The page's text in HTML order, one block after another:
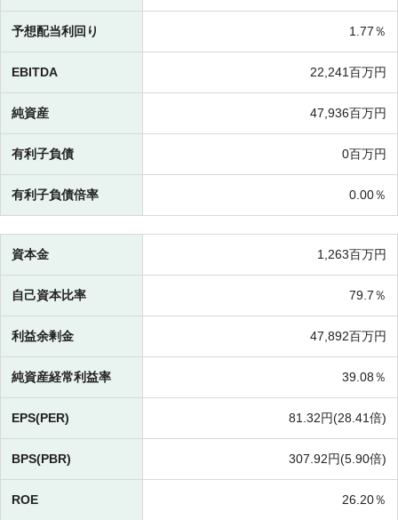
予想配当利回り 1.77％
EBITDA 22,241百万円
純資産 47,936百万円
有利子負債 0百万円
有利子負債倍率 0.00％
資本金 1,263百万円
自己資本比率 79.7％
利益余剰金 47,892百万円
純資産経常利益率 39.08％
EPS(PER) 81.32円(28.41倍)
BPS(PBR) 307.92円(5.90倍)
ROE 26.20％